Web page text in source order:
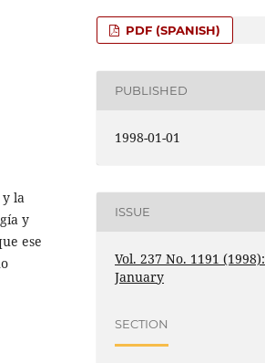
la
y
ese
PDF (SPANISH)
PUBLISHED
1998-01-01
ISSUE
Vol. 237 No. 1191 (1998):
January
SECTION